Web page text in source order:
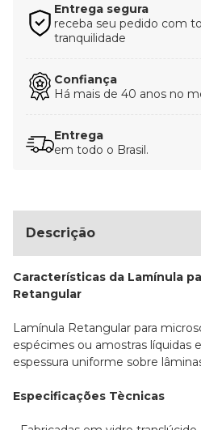
Entrega segura
receba seu pedido com
tranquilidade
Confiança
Há mais de 40 anos no
Entrega
em todo o Brasil.
Descrição
Características da Lamínula
Retangular
Lamínula Retangular para
espécimes ou amostras líquidas
espessura uniforme sobre
Especificações Tècnicas